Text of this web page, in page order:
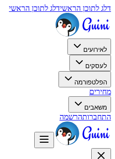
דלג לתוכן הראשידלג לתוכן הראשי
לאירועים
לעסקים
הפלטפורמה
מחירים
משאבים
התחברותהרשמה